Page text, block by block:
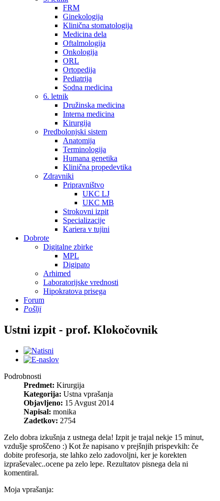
FRM
Ginekologija
Klinična stomatologija
Medicina dela
Oftalmologija
Onkologija
ORL
Ortopedija
Pediatrija
Sodna medicina
6. letnik
Družinska medicina
Interna medicina
Kirurgija
Predbolonjski sistem
Anatomija
Terminologija
Humana genetika
Klinična propedevtika
Zdravniki
Pripravništvo
UKC LJ
UKC MB
Strokovni izpit
Specializacije
Kariera v tujini
Dobrote
Digitalne zbirke
MPL
Digipato
Arhimed
Laboratorijske vrednosti
Hipokratova prisega
Forum
Pošlji
Ustni izpit - prof. Klokočovnik
Podrobnosti
Predmet: Kirurgija
Kategorija: Ustna vprašanja
Objavljeno: 15 Avgust 2014
Napisal: monika
Zadetkov: 2754
Zelo dobra izkušnja z ustnega dela! Izpit je trajal nekje 15 minut,
vzdušje sproščeno :) Kot že napisano v prejšnjih prispevkih: če
dobite profesorja, ste lahko zelo zadovoljni, ker je korekten
izpraševalec..ocene pa zelo lepe. Rezultatov pisnega dela ni
komentiral.
Moja vprašanja: